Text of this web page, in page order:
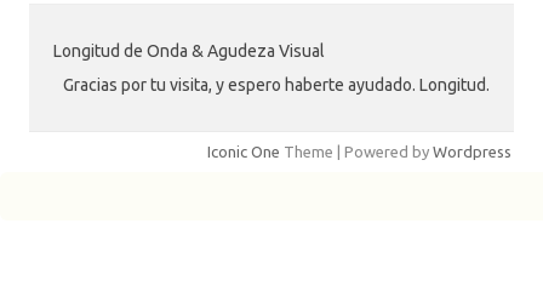
Longitud de Onda & Agudeza Visual
Gracias por tu visita, y espero haberte ayudado. Longitud.
Iconic One Theme | Powered by Wordpress